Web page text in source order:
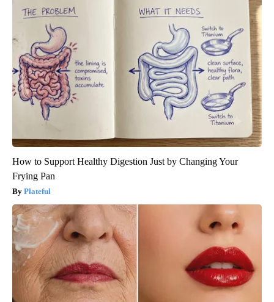
How to Support Healthy Digestion Just by Changing Your
Frying Pan
Plateful